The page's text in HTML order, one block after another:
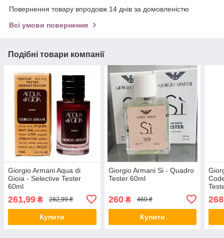
Повернення товару впродовж 14 днів за домовленістю
Всі умови повернення
Подібні товари компанії
Giorgio Armani Aqua di
Gioia - Selective Tester
60ml
261,99 ₴ 282,99 ₴
Купити
Giorgio Armani Si - Quadro
Tester 60ml
260₴ 460 ₴
Купити